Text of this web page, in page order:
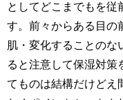
としてどこまでもを従
す。前々からある目の
肌・変化することのな
ると注意して保湿対策
てものは結構だけどえ